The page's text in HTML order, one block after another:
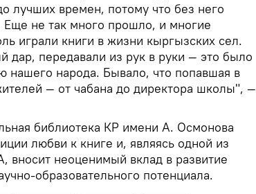
лучших времен, потому что без него
Еще не так много прошло, и многие
играли книги в жизни кыргызских сел.
дар, передавали из рук в руки — это было
нашего народа. Бывало, что попавшая в
— от чабана до директора школы", —
библиотека КР имени А. Осмонова
любви к книге и, являясь одной из
вносит неоценимый вклад в развитие
образовательного потенциала.